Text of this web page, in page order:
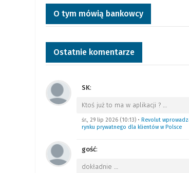
O tym mówią bankowcy
Ostatnie komentarze
SK:
Ktoś już to ma w aplikacji ? …
śr., 29 lip 2026 (10:13)• Revolut
rynku prywatnego dla klientów w Polsce
gość:
dokładnie …